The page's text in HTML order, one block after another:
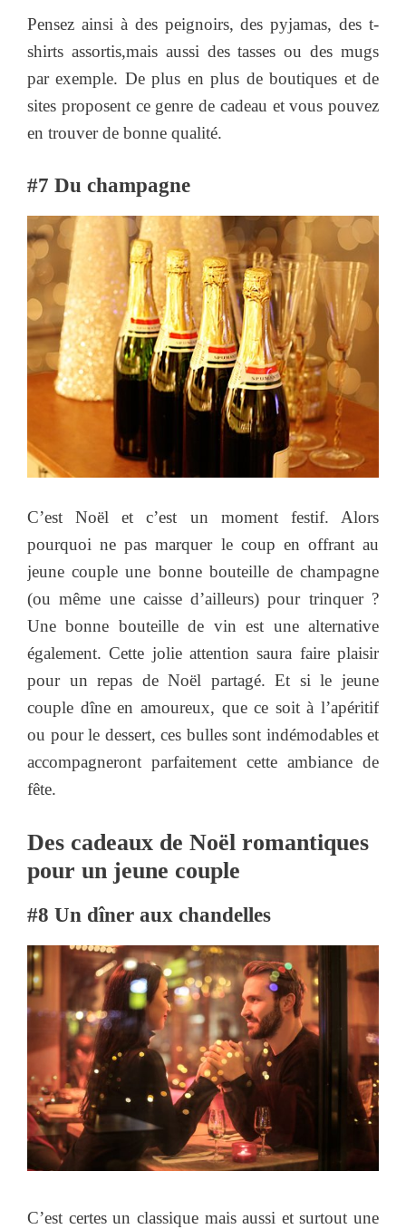
Pensez ainsi à des peignoirs, des pyjamas, des t-
shirts assortis,mais aussi des tasses ou des mugs
par exemple. De plus en plus de boutiques et de
sites proposent ce genre de cadeau et vous pouvez
en trouver de bonne qualité.
#7 Du champagne
C’est Noël et c’est un moment festif. Alors
pourquoi ne pas marquer le coup en offrant au
jeune couple une bonne bouteille de champagne
(ou même une caisse d’ailleurs) pour trinquer ?
Une bonne bouteille de vin est une alternative
également. Cette jolie attention saura faire plaisir
pour un repas de Noël partagé. Et si le jeune
couple dîne en amoureux, que ce soit à l’apéritif
ou pour le dessert, ces bulles sont indémodables et
accompagneront parfaitement cette ambiance de
fête.
Des cadeaux de Noël romantiques
pour un jeune couple
#8 Un dîner aux chandelles
C’est certes un classique mais aussi et surtout une